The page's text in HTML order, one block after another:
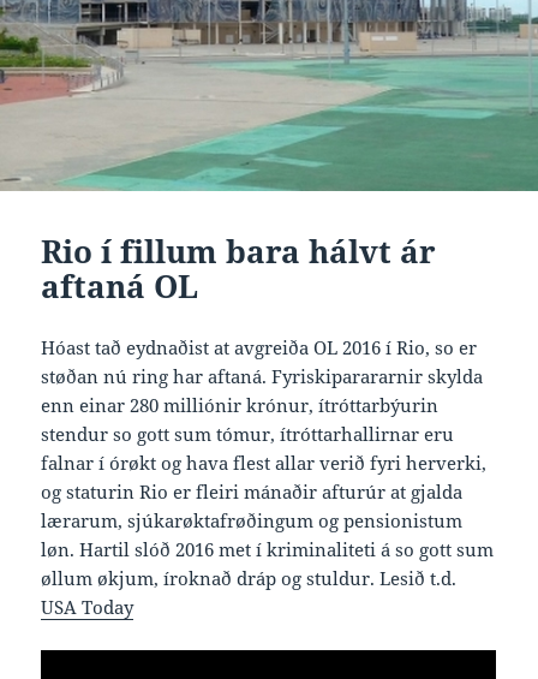
Rio í fillum bara hálvt ár
aftaná OL
Hóast tað eydnaðist at avgreiða OL 2016 í Rio, so er
støðan nú ring har aftaná. Fyriskiparararnir skylda
enn einar 280 milliónir krónur, ítróttarbýurin
stendur so gott sum tómur, ítróttarhallirnar eru
falnar í órøkt og hava flest allar verið fyri herverki,
og staturin Rio er fleiri mánaðir afturúr at gjalda
lærarum, sjúkarøktafrøðingum og pensionistum
løn. Hartil slóð 2016 met í kriminaliteti á so gott sum
øllum økjum, íroknað dráp og stuldur. Lesið t.d.
USA Today